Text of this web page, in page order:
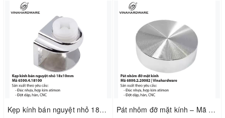
Kẹp kính bán nguyệt nhỏ 18x10mm – Mã 6500.4.18100 Pát nhôm đỡ mặt kính – Mã 6800.2.20082 | Vinahardware